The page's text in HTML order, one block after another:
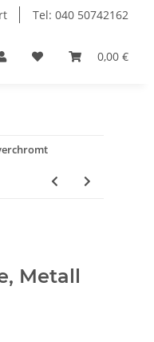
Tel: 040 50742162
0,00 €
Metall